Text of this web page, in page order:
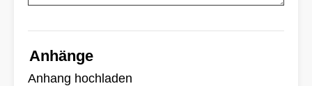
Anhänge
Anhang hochladen